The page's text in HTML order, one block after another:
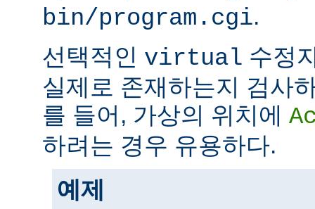
bin/program.cgi.
선택적인 virtual 수정
실제로 존재하는지 검사
를 들어, 가상의 위치에
하려는 경우 유용하다.
예제